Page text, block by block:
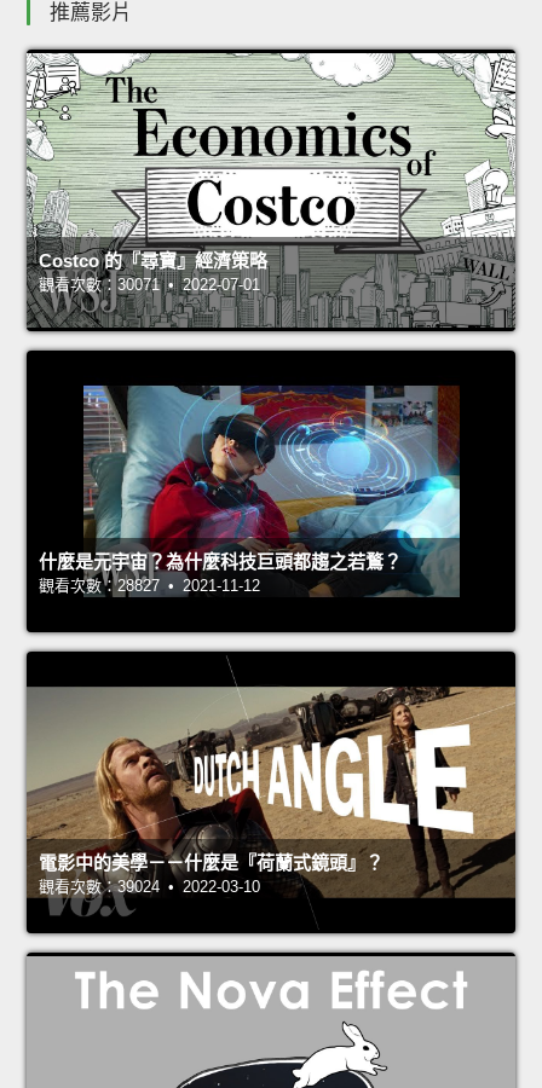
推薦影片
Costco 的『尋寶』經濟策略
觀看次數：30071 • 2022-07-01
什麼是元宇宙？為什麼科技巨頭都趨之若鶩？
觀看次數：28827 • 2021-11-12
電影中的美學－－什麼是『荷蘭式鏡頭』？
觀看次數：39024 • 2022-03-10